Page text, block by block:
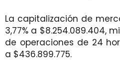
La capitalización de
3,77% a $8.254.089.404,
de operaciones de 24
a $436.899.775.